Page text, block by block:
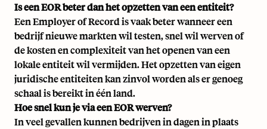
Is een EOR beter dan het opzetten van een entiteit?
Een Employer of Record is vaak beter wanneer een
bedrijf nieuwe markten wil testen, snel wil werven of
de kosten en complexiteit van het openen van een
lokale entiteit wil vermijden. Het opzetten van eigen
juridische entiteiten kan zinvol worden als er genoeg
schaal is bereikt in één land.
Hoe snel kun je via een EOR werven?
In veel gevallen kunnen bedrijven in dagen in plaats